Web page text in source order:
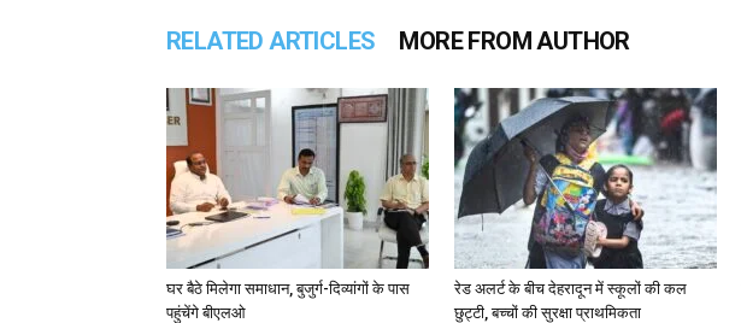
RELATED ARTICLES MORE FROM AUTHOR
घर बैठे मिलेगा समाधान, बुजुर्ग-दिव्यांगों के पास
पहुंचेंगे बीएलओ
रेड अलर्ट के बीच देहरादून में स्कूलों की कल
छुट्टी, बच्चों की सुरक्षा प्राथमिकता